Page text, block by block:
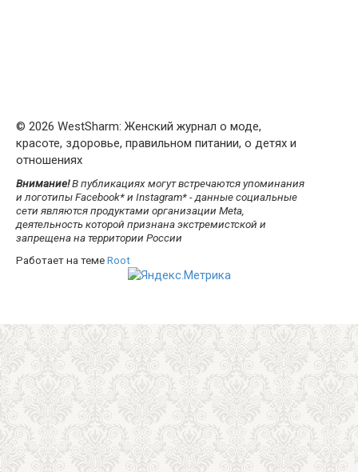
© 2026 WestSharm: Женский журнал о моде,
красоте, здоровье, правильном питании, о детях и
отношениях
Внимание!В публикациях могут встречаются упоминания
и логотипы Facebook* и Instagram* - данные социальные
сети являются продуктами организации Meta,
деятельность которой признана экстремистской и
запрещена на территории России
Работает на темеRoot